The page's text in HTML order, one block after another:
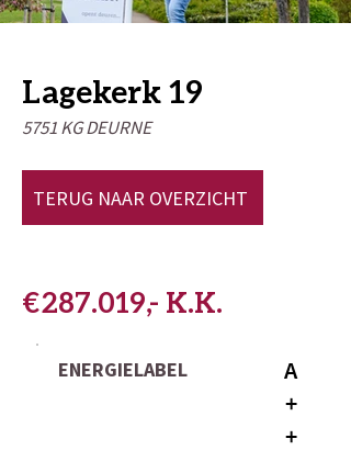
Lagekerk 19
5751 KG DEURNE
TERUG NAAR OVERZICHT
€ 287.019,- K.K.
ENERGIELABEL
A
+
+